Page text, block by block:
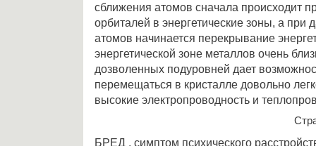
сближения атомов сначала происходит
орбиталей в энергетические зоны, а
атомов начинается перекрывание
энергетической зоне металлов очень
дозволенных подуровней дает
перемещаться в кристалле довольно
высокие электропроводность и
БРЕД , симптом психического